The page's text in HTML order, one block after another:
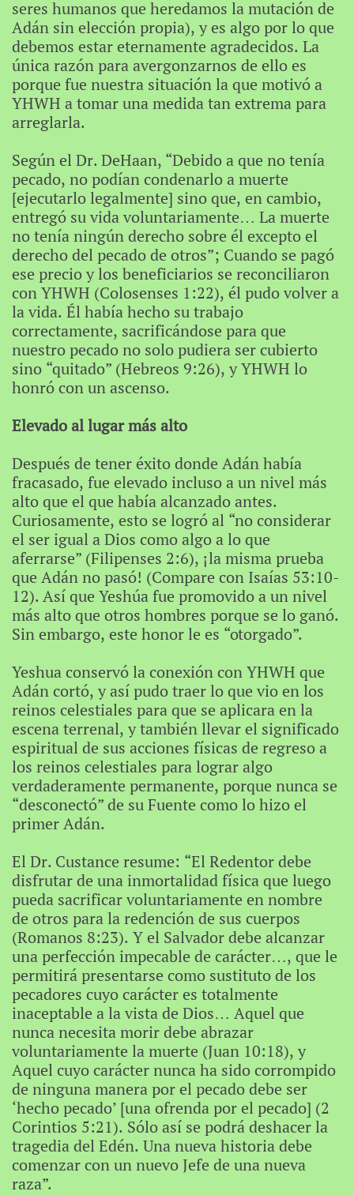
seres humanos que heredamos la mutación de
Adán sin elección propia), y es algo por lo que
debemos estar eternamente agradecidos. La
única razón para avergonzarnos de ello es
porque fue nuestra situación la que motivó a
YHWH a tomar una medida tan extrema para
arreglarla.
Según el Dr. DeHaan, “Debido a que no tenía
pecado, no podían condenarlo a muerte
[ejecutarlo legalmente] sino que, en cambio,
entregó su vida voluntariamente… La muerte
no tenía ningún derecho sobre él excepto el
derecho del pecado de otros”; Cuando se pagó
ese precio y los beneficiarios se reconciliaron
con YHWH (Colosenses 1:22), él pudo volver a
la vida. Él había hecho su trabajo
correctamente, sacrificándose para que
nuestro pecado no solo pudiera ser cubierto
sino “quitado” (Hebreos 9:26), y YHWH lo
honró con un ascenso.
Elevado al lugar más alto
Después de tener éxito donde Adán había
fracasado, fue elevado incluso a un nivel más
alto que el que había alcanzado antes.
Curiosamente, esto se logró al “no considerar
el ser igual a Dios como algo a lo que
aferrarse” (Filipenses 2:6), ¡la misma prueba
que Adán no pasó! (Compare con Isaías 53:10-
12). Así que Yeshúa fue promovido a un nivel
más alto que otros hombres porque se lo ganó.
Sin embargo, este honor le es “otorgado”.
Yeshua conservó la conexión con YHWH que
Adán cortó, y así pudo traer lo que vio en los
reinos celestiales para que se aplicara en la
escena terrenal, y también llevar el significado
espiritual de sus acciones físicas de regreso a
los reinos celestiales para lograr algo
verdaderamente permanente, porque nunca se
“desconectó” de su Fuente como lo hizo el
primer Adán.
El Dr. Custance resume: “El Redentor debe
disfrutar de una inmortalidad física que luego
pueda sacrificar voluntariamente en nombre
de otros para la redención de sus cuerpos
(Romanos 8:23). Y el Salvador debe alcanzar
una perfección impecable de carácter…, que le
permitirá presentarse como sustituto de los
pecadores cuyo carácter es totalmente
inaceptable a la vista de Dios… Aquel que
nunca necesita morir debe abrazar
voluntariamente la muerte (Juan 10:18), y
Aquel cuyo carácter nunca ha sido corrompido
de ninguna manera por el pecado debe ser
‘hecho pecado’ [una ofrenda por el pecado] (2
Corintios 5:21). Sólo así se podrá deshacer la
tragedia del Edén. Una nueva historia debe
comenzar con un nuevo Jefe de una nueva
raza”.